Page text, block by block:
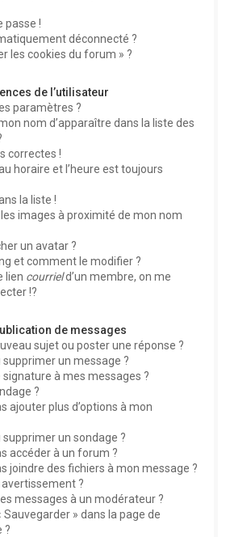
passe !
déconnecté ?
les cookies du forum » ?
de l’utilisateur
paramètres ?
nom d’apparaître dans la liste des
correctes !
horaire et l’heure est toujours
la liste !
images à proximité de mon nom
un avatar ?
et comment le modifier ?
lien courrield’un membre, on me
!?
de messages
sujet ou poster une réponse ?
un message ?
à mes messages ?
?
ajouter plus d’options à mon
un sondage ?
accéder à un forum ?
joindre des fichiers à mon message ?
?
messages à un modérateur ?
» dans la page de
?